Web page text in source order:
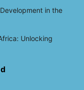
in the
Unlocking